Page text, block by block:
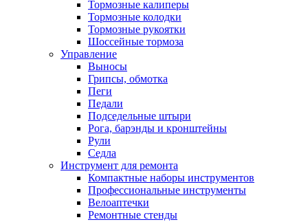
Тормозные калиперы
Тормозные колодки
Тормозные рукоятки
Шоссейные тормоза
Управление
Выносы
Грипсы, обмотка
Пеги
Педали
Подседельные штыри
Рога, барэнды и кронштейны
Рули
Седла
Инструмент для ремонта
Компактные наборы инструментов
Профессиональные инструменты
Велоаптечки
Ремонтные стенды